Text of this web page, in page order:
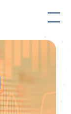
İLETİŞİM